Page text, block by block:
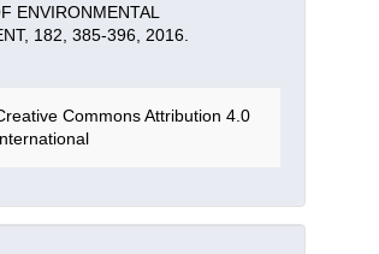
ENVIRONMENTAL
182, 385-396, 2016.
Commons Attribution 4.0